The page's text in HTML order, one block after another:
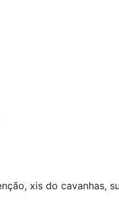
xis do cavanhas,